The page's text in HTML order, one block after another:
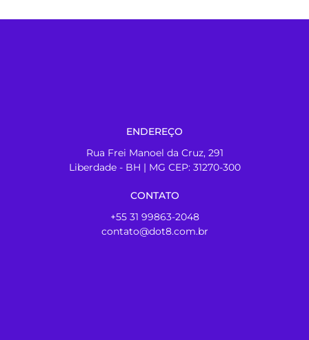
ENDEREÇO
Rua Frei Manoel da Cruz, 291
Liberdade - BH | MG CEP: 31270-300
CONTATO
+55 31 99863-2048
contato@dot8.com.br